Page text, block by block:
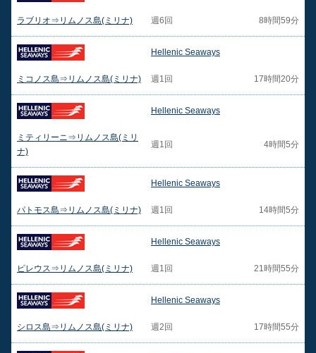
ラブリオ⇒リムノス島(ミリナ) 週6回 8時間59分
Hellenic Seaways
ミコノス島⇒リムノス島(ミリナ) 週1回 17時間20分
Hellenic Seaways
ミティリーニ⇒リムノス島(ミリ
ナ)
週1回 4時間5分
Hellenic Seaways
パトモス島⇒リムノス島(ミリナ) 週1回 14時間5分
Hellenic Seaways
ピレウス⇒リムノス島(ミリナ) 週1回 21時間55分
Hellenic Seaways
シロス島⇒リムノス島(ミリナ) 週2回 17時間55分